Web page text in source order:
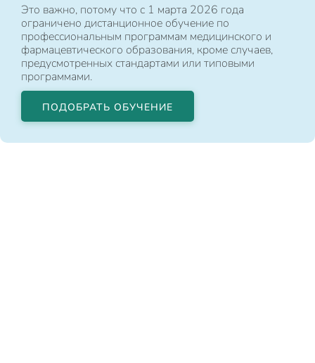
Это важно, потому что с 1 марта 2026 года
ограничено дистанционное обучение по
профессиональным программам медицинского и
фармацевтического образования, кроме случаев,
предусмотренных стандартами или типовыми
программами.
ПОДОБРАТЬ ОБУЧЕНИЕ